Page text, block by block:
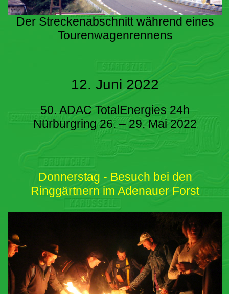
Der Streckenabschnitt während eines
Tourenwagenrennens
12. Juni 2022
50. ADAC TotalEnergies 24h
Nürburgring 26. – 29. Mai 2022
Donnerstag - Besuch bei den
Ringgärtnern im Adenauer Forst